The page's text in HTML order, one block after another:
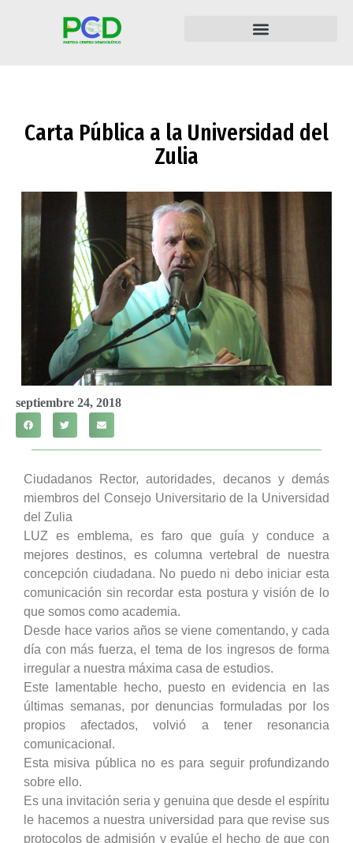
Carta Pública a la Universidad del
Zulia
septiembre 24, 2018
Ciudadanos Rector, autoridades, decanos y demás
miembros del Consejo Universitario de la Universidad
del Zulia
LUZ es emblema, es faro que guía y conduce a
mejores destinos, es columna vertebral de nuestra
concepción ciudadana. No puedo ni debo iniciar esta
comunicación sin recordar esta postura y visión de lo
que somos como academia.
Desde hace varios años se viene comentando, y cada
día con más fuerza, el tema de los ingresos de forma
irregular a nuestra máxima casa de estudios.
Este lamentable hecho, puesto en evidencia en las
últimas semanas, por denuncias formuladas por los
propios afectados, volvió a tener resonancia
comunicacional.
Esta misiva pública no es para seguir profundizando
sobre ello.
Es una invitación seria y genuina que desde el espíritu
le hacemos a nuestra universidad para que revise sus
protocolos de admisión y evalúe el hecho de que con